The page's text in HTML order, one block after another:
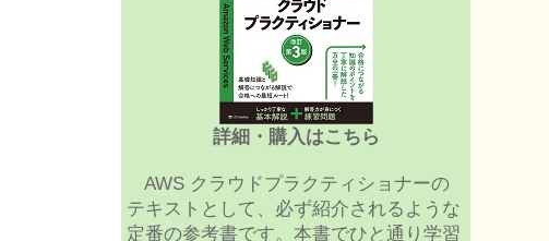
詳細・購入はこちら
AWS クラウドプラクティショナーの
テキストとして、必ず紹介されるような
定番の参考書です。本書でひと通り学習